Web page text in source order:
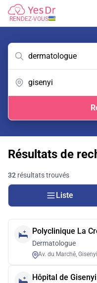
RENDEZ-VOUS
Résultats de
32 résultats trouvés
Liste
Polyclinique La
Dermatologue
Av. du Marché, Gisenyi
Hôpital de Gisenyi